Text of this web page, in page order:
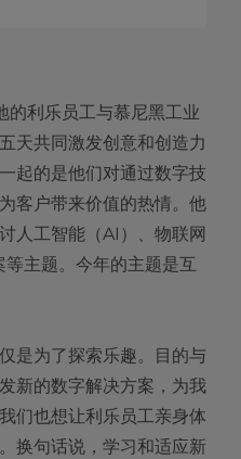
的利乐员工与慕尼黑工业
天共同激发创意和创造力
起的是他们对通过数字技
客户带来价值的热情。他
人工智能（AI）、物联网
等主题。今年的主题是互
是为了探索乐趣。目的与
新的数字解决方案，为我
们也想让利乐员工亲身体
换句话说，学习和适应新